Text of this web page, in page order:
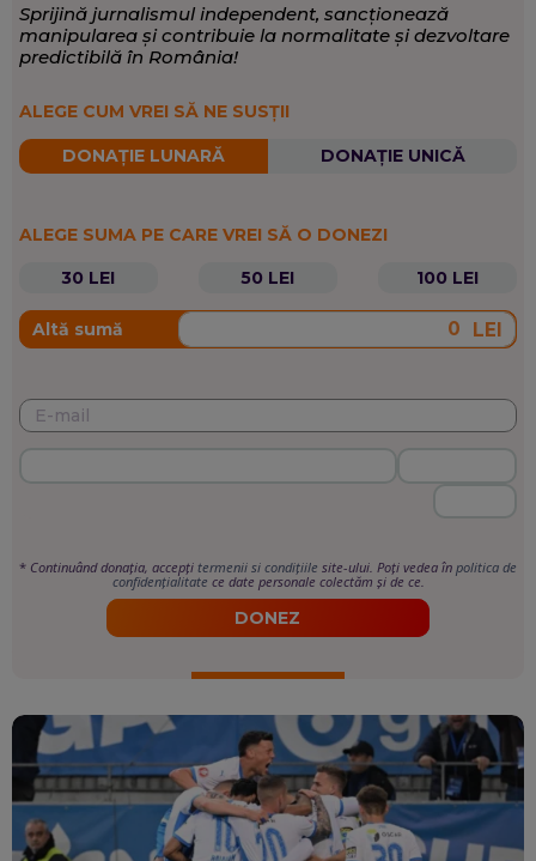
Sprijină jurnalismul independent, sancționează
manipularea și contribuie la normalitate și dezvoltare
predictibilă în România!
ALEGE CUM VREI SĂ NE SUSȚII
DONAȚIE LUNARĂ DONAȚIE UNICĂ
ALEGE SUMA PE CARE VREI SĂ O DONEZI
30 LEI
50 LEI 100 LEI
Altă sumă LEI
* Continuând donația, accepți termenii si condițiile site-ului. Poți vedea în politica de
confidențialitate ce date personale colectăm și de ce.
DONEZ